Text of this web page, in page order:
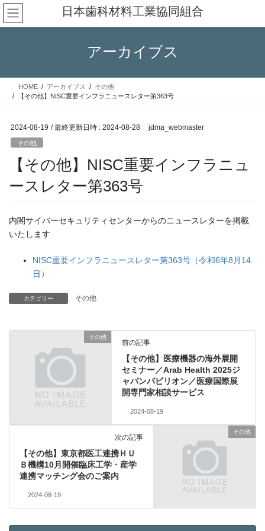
コ
ン
テ
ス
ナ
ビ
ゲ
ン
日本歯科材料工業協同組合
アーカイブス
HOME アーカイブス
その他
【その他】NISC重要インフラニュースレター第363号
2024-08-19 / 最終更新日時 : 2024-08-28 jdma_webmaster
その他
【その他】NISC重要インフラニュ
ースレター第363号
内閣サイバーセキュリティセンターからのニュースレターを掲載
いたします
NISC重要インフラニュースレター第363号（令和6年8月14
日）
カテゴリー その他
その他
前の記事
【その他】医療機器の海外展開
セミナー／Arab Health 2025ジ
ャパンパビリオン／医療国際展
開専門家相談サービス
2024-08-19
その他
次の記事
【その他】東京都医工連携ＨＵ
Ｂ機構10月開催臨床工学・産学
連携マッチング会のご案内
2024-08-19